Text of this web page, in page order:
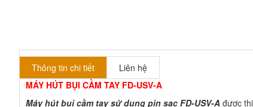
Thông tin chi tiết
Liên hệ
MÁY HÚT BỤI CẦM TAY FD-USV-A
Máy hút bụi cầm tay sử dụng pin sạc FD-USV-A được